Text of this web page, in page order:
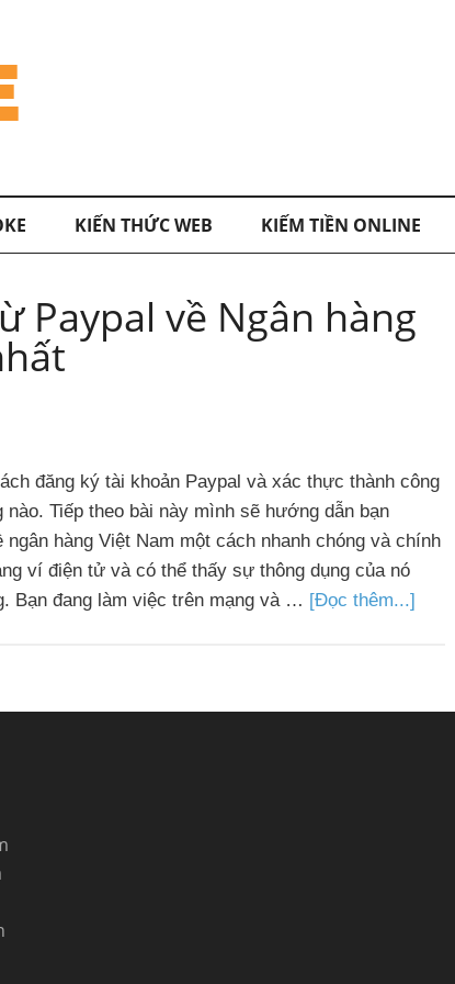
KIẾN THỨC WEB KIẾM TIỀN ONLINE
Paypal về Ngân hàng
đăng ký tài khoản Paypal và xác thực thành công
Tiếp theo bài này mình sẽ hướng dẫn bạn
hàng Việt Nam một cách nhanh chóng và chính
ví điện tử và có thể thấy sự thông dụng của nó
Bạn đang làm việc trên mạng và … [Đọc thêm...]